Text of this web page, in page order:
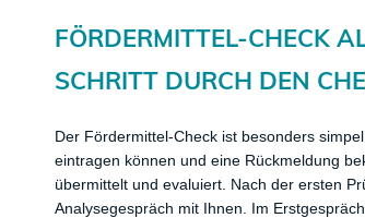
​FÖRDERMITTEL-CHECK
SCHRITT DURCH DEN
Der Fördermittel-Check ist besonders
eintragen können und eine Rückmeldung
übermittelt und evaluiert. Nach der ersten
Analysegespräch mit Ihnen. Im